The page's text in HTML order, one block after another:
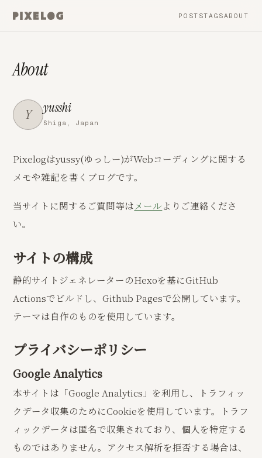
POSTSTAGSABOUT
About
Y yusshi
Shiga, Japan
Pixelogはyussy(ゆっしー)がWebコーディングに関する
メモや雑記を書くブログです。
当サイトに関するご質問等はメールよりご連絡くださ
い。
サイトの構成
静的サイトジェネレーターのHexoを基にGitHub
Actionsでビルドし、Github Pagesで公開しています。
テーマは自作のものを使用しています。
プライバシーポリシー
Google Analytics
本サイトは「Google Analytics」を利用し、トラフィッ
クデータ収集のためにCookieを使用しています。トラフ
ィックデータは匿名で収集されており、個人を特定する
ものではありません。アクセス解析を拒否する場合は、